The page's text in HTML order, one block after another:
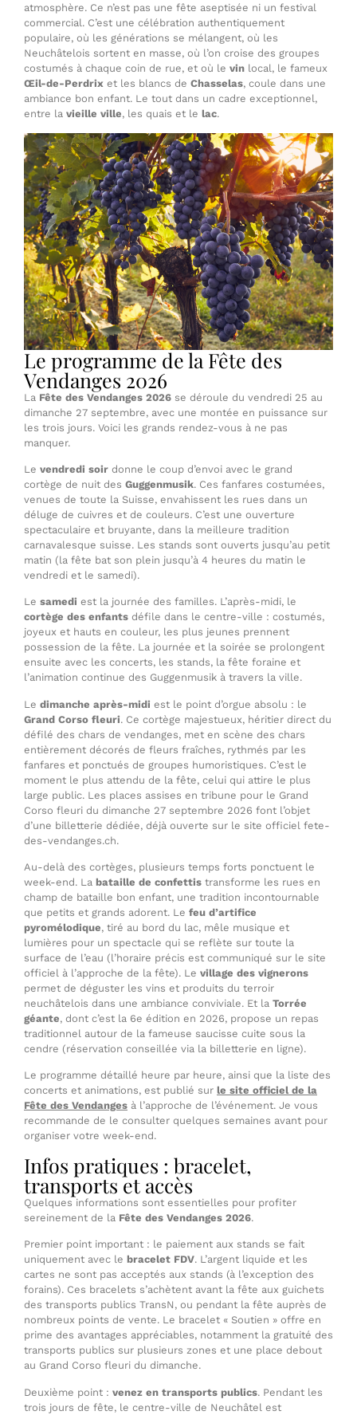
atmosphère. Ce n’est pas une fête aseptisée ni un festival
commercial. C’est une célébration authentiquement
populaire, où les générations se mélangent, où les
Neuchâtelois sortent en masse, où l’on croise des groupes
costumés à chaque coin de rue, et où le vin local, le fameux
Œil-de-Perdrix et les blancs de Chasselas, coule dans une
ambiance bon enfant. Le tout dans un cadre exceptionnel,
entre la vieille ville, les quais et le lac.
Le programme de la Fête des
Vendanges 2026
La Fête des Vendanges 2026 se déroule du vendredi 25 au
dimanche 27 septembre, avec une montée en puissance sur
les trois jours. Voici les grands rendez-vous à ne pas
manquer.
Le vendredi soir donne le coup d’envoi avec le grand
cortège de nuit des Guggenmusik. Ces fanfares costumées,
venues de toute la Suisse, envahissent les rues dans un
déluge de cuivres et de couleurs. C’est une ouverture
spectaculaire et bruyante, dans la meilleure tradition
carnavalesque suisse. Les stands sont ouverts jusqu’au petit
matin (la fête bat son plein jusqu’à 4 heures du matin le
vendredi et le samedi).
Le samedi est la journée des familles. L’après-midi, le
cortège des enfants défile dans le centre-ville : costumés,
joyeux et hauts en couleur, les plus jeunes prennent
possession de la fête. La journée et la soirée se prolongent
ensuite avec les concerts, les stands, la fête foraine et
l’animation continue des Guggenmusik à travers la ville.
Le dimanche après-midi est le point d’orgue absolu : le
Grand Corso fleuri. Ce cortège majestueux, héritier direct du
défilé des chars de vendanges, met en scène des chars
entièrement décorés de fleurs fraîches, rythmés par les
fanfares et ponctués de groupes humoristiques. C’est le
moment le plus attendu de la fête, celui qui attire le plus
large public. Les places assises en tribune pour le Grand
Corso fleuri du dimanche 27 septembre 2026 font l’objet
d’une billetterie dédiée, déjà ouverte sur le site officiel fete-
des-vendanges.ch.
Au-delà des cortèges, plusieurs temps forts ponctuent le
week-end. La bataille de confettis transforme les rues en
champ de bataille bon enfant, une tradition incontournable
que petits et grands adorent. Le feu d’artifice
pyromélodique, tiré au bord du lac, mêle musique et
lumières pour un spectacle qui se reflète sur toute la
surface de l’eau (l’horaire précis est communiqué sur le site
officiel à l’approche de la fête). Le village des vignerons
permet de déguster les vins et produits du terroir
neuchâtelois dans une ambiance conviviale. Et la Torrée
géante, dont c’est la 6e édition en 2026, propose un repas
traditionnel autour de la fameuse saucisse cuite sous la
cendre (réservation conseillée via la billetterie en ligne).
Le programme détaillé heure par heure, ainsi que la liste des
concerts et animations, est publié sur le site officiel de la
Fête des Vendanges à l’approche de l’événement. Je vous
recommande de le consulter quelques semaines avant pour
organiser votre week-end.
Infos pratiques : bracelet,
transports et accès
Quelques informations sont essentielles pour profiter
sereinement de la Fête des Vendanges 2026.
Premier point important : le paiement aux stands se fait
uniquement avec le bracelet FDV. L’argent liquide et les
cartes ne sont pas acceptés aux stands (à l’exception des
forains). Ces bracelets s’achètent avant la fête aux guichets
des transports publics TransN, ou pendant la fête auprès de
nombreux points de vente. Le bracelet « Soutien » offre en
prime des avantages appréciables, notamment la gratuité des
transports publics sur plusieurs zones et une place debout
au Grand Corso fleuri du dimanche.
Deuxième point : venez en transports publics. Pendant les
trois jours de fête, le centre-ville de Neuchâtel est